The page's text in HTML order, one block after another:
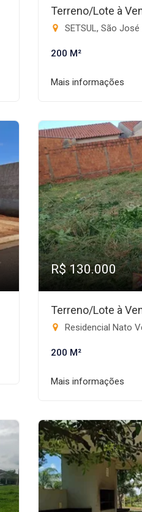
Terreno/Lote à
SETSUL, São
200 M²
Mais informações
R$ 130.000
Terreno/Lote à
Residencial Nato
200 M²
Mais informações